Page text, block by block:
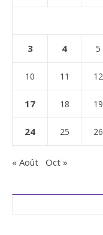
3 4 5
10 11 12
17 18 19
24 25 26
« Août Oct »